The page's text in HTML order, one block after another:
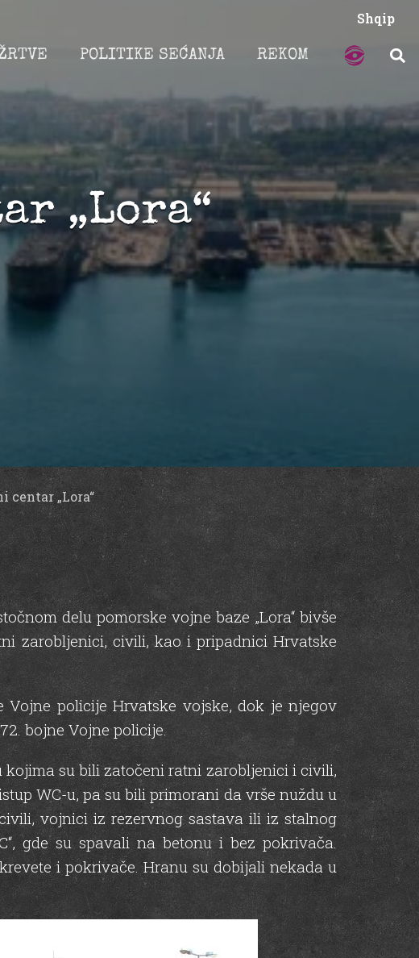
Shqip
POLITIKE SEĆANJA REKOM
„Lora“
centar „Lora“
delu pomorske vojne baze „Lora“ bivše
zarobljenici, civili, kao i pripadnici Hrvatske
Vojne policije Hrvatske vojske, dok je njegov
bojne Vojne policije.
kojima su bili zatočeni ratni zarobljenici i civili,
WC-u, pa su bili primorani da vrše nuždu u
vojnici iz rezervnog sastava ili iz stalnog
gde su spavali na betonu i bez pokrivača.
i pokrivače. Hranu su dobijali nekada u